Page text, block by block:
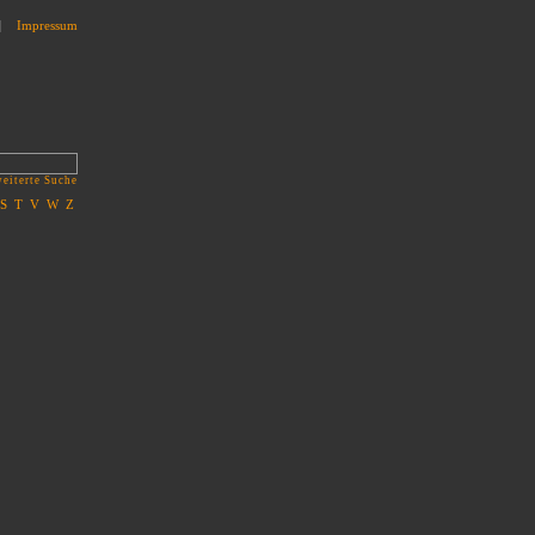
Impressum
Suche
S T V W Z